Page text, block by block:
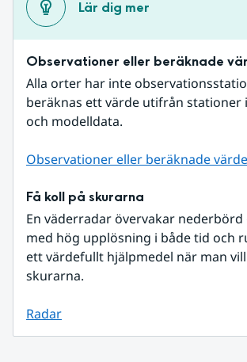
Lär dig mer
Observationer eller beräknade
Alla orter har inte
beräknas ett värde utifrån stationer
och modelldata.
Observationer eller beräknade
Få koll på skurarna
En väderradar övervakar
med hög upplösning i både tid och
ett värdefullt hjälpmedel när man
skurarna.
Radar